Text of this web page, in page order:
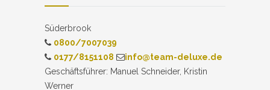
Süderbrook
0800/7007039
0177/8151108
info@team-deluxe.de
Geschäftsführer: Manuel Schneider, Kristin
Werner